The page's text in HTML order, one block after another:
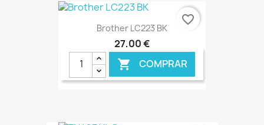
€ ONLINE
Brother LC223 BK
27,00 €
 COMPRAR
favorite_border